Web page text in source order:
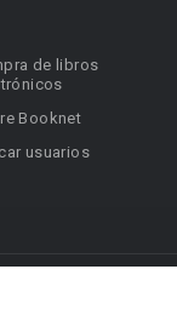
de libros
Booknet
usuarios